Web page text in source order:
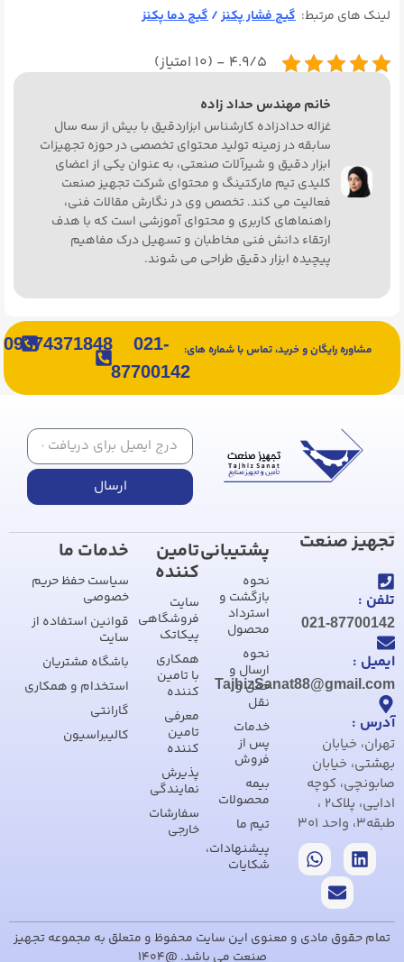
لینک های مرتبط: گیج فشار پکنز/گیج دما پکنز
۴.۹/۵ - (۱۰ امتیاز)
خانم مهندس حداد زاده
غزاله حدادزاده کارشناس ابزاردقیق با بیش از سه سال
سابقه در زمینه تولید محتوای تخصصی در حوزه تجهیزات
ابزار دقیق و شیرآلات صنعتی، به ‌عنوان یکی از اعضای
کلیدی تیم مارکتینگ و محتوای شرکت تجهیز صنعت
فعالیت می ‌کند. تخصص وی در نگارش مقالات فنی،
راهنماهای کاربری و محتوای آموزشی است که با هدف
ارتقاء دانش فنی مخاطبان و تسهیل درک مفاهیم
پیچیده ابزار دقیق طراحی می ‌شوند.
مشاوره رایگان و خرید، تماس با شماره های:
021-
87700142
09374371848
ارسال
تجهیز صنعت
تلفن :
021-87700142
ایمیل :
TajhizSanat88@gmail.com
آدرس :
تهران، خیابان
بهشتی، خیابان
صابونچی، کوچه
ادایی، پلاک2 ،
طبقه3، واحد 301
پشتیبانی
نحوه
بازگشت و
استرداد
محصول
نحوه
ارسال و
حمل و
نقل
خدمات
پس از
فروش
بیمه
محصولات
تیم ما
پیشنهادات،
شکایات
تامین
کننده
سایت
فروشگاهی
پیکاتک
همکاری
با تامین
کننده
معرفی
تامین
کننده
پذیرش
نمایندگی
سفارشات
خارجی
خدمات ما
سیاست حفظ حریم
خصوصی
قوانین استفاده از
سایت
باشگاه مشتریان
استخدام و همکاری
گارانتی
کالیبراسیون
تمام حقوق مادی و معنوی این سایت محفوظ و متعلق به مجموعه تجهیز
صنعت می باشد. @1404